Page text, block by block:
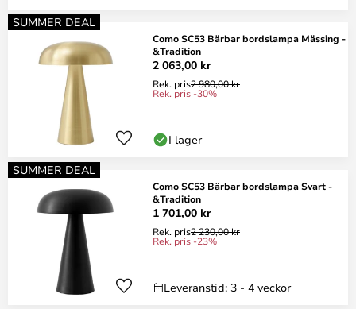
SUMMER DEAL
Como SC53 Bärbar bordslampa Mässing -
&Tradition
2 063,00 kr
Rek. pris2 980,00 kr
Rek. pris -30%
I lager
SUMMER DEAL
Como SC53 Bärbar bordslampa Svart -
&Tradition
1 701,00 kr
Rek. pris2 230,00 kr
Rek. pris -23%
Leveranstid: 3 - 4 veckor